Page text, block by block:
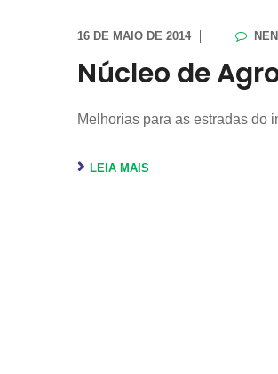
16 DE MAIO DE 2014
Núcleo de
Melhorias para as estradas do
LEIA MAIS